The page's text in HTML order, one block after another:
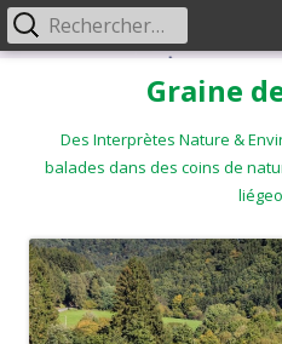
contenu
Graine
Des Interprètes Nature &
balades dans des coins de
Menu
Rechercher